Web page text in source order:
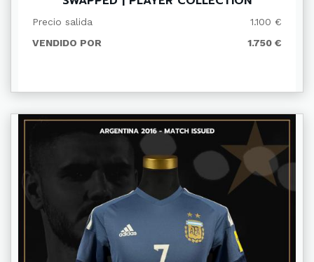
Precio salida
1.100 €
VENDIDO POR
1.750 €